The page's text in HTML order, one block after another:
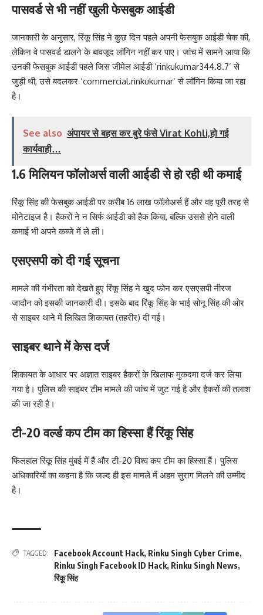
पासवर्ड से भी नहीं खुली फेसबुक आईडी
जानकारी के अनुसार, रिंकू सिंह ने कुछ दिन पहले अपनी फेसबुक आईडी चेक की,
लेकिन वे पासवर्ड डालने के बावजूद लॉगिन नहीं कर पाए। जांच में सामने आया कि
उनकी फेसबुक आईडी पहले जिस जीमेल आईडी ‘rinkukumar344.8.7’ से
जुड़ी थी, उसे बदलकर ‘commercial.rinkukumar’ से लॉगिन किया जा रहा
है।
See also अंपायर से बहस कर बुरे फंसे Virat Kohli,हो गई
कार्यवाही…
1.6 मिलियन फॉलोअर्स वाली आईडी से हो रही थी कमाई
रिंकू सिंह की फेसबुक आईडी पर करीब 16 लाख फॉलोअर्स हैं और वह पूरी तरह से
मोनेटाइज है। हैकरों ने न सिर्फ आईडी को हैक किया, बल्कि उससे होने वाली
कमाई भी अपने कब्जे में ले ली।
एसएसपी को दी गई सूचना
मामले की गंभीरता को देखते हुए रिंकू सिंह ने खुद फोन कर एसएसपी नीरज
जादौन को इसकी जानकारी दी। इसके बाद रिंकू सिंह के भाई सोनू सिंह की ओर
से साइबर थाने में लिखित शिकायत (तहरीर) दी गई।
साइबर थाने में केस दर्ज
शिकायत के आधार पर अज्ञात साइबर हैकरों के खिलाफ मुकदमा दर्ज कर लिया
गया है। पुलिस की साइबर टीम मामले की जांच में जुट गई है और हैकरों की तलाश
की जा रही है।
टी-20 वर्ल्ड कप टीम का हिस्सा हैं रिंकू सिंह
फिलहाल रिंकू सिंह मुंबई में हैं और टी-20 विश्व कप टीम का हिस्सा हैं। पुलिस
अधिकारियों का कहना है कि जल्द ही इस मामले में अहम सुराग मिलने की उम्मीद
है।
TAGGED: Facebook Account Hack, Rinku Singh Cyber Crime,
Rinku Singh Facebook ID Hack, Rinku Singh News,
रिंकू सिंह